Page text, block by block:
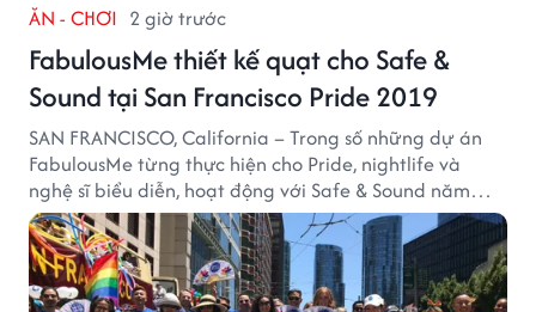
ĂN - CHƠI 2 giờ trước
FabulousMe thiết kế quạt cho Safe &
Sound tại San Francisco Pride 2019
SAN FRANCISCO, California – Trong số những dự án
FabulousMe từng thực hiện cho Pride, nightlife và
nghệ sĩ biểu diễn, hoạt động với Safe & Sound năm
2019 mang một bối cảnh khác biệt. Safe & Sound là tổ
chức phi lợi nhuận tại San Francisco hoạt động trong
lĩnh vực phòng ngừa bạo hành trẻ em, hỗ trợ gia đình
và xây dựng môi trường an toàn cho trẻ em.